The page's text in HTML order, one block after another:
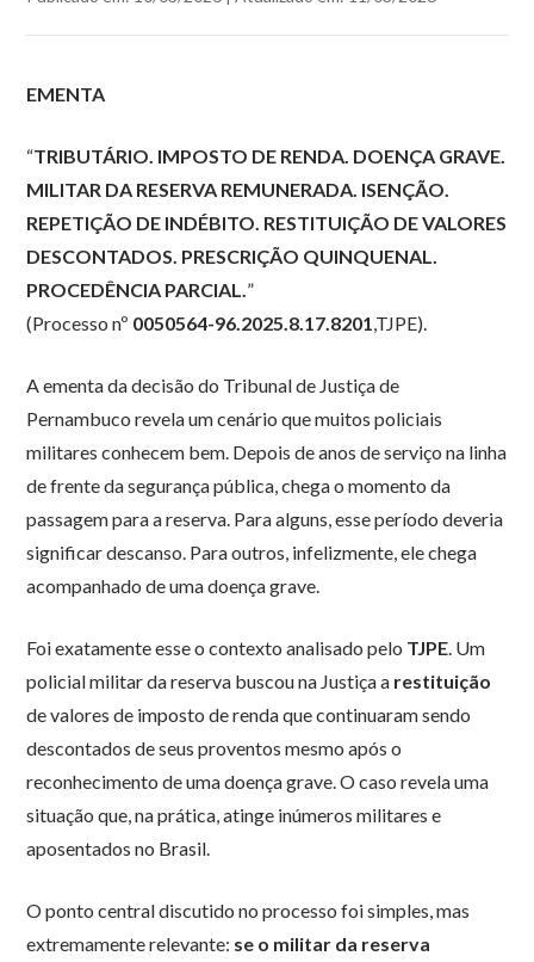
EMENTA
“TRIBUTÁRIO. IMPOSTO DE RENDA. DOENÇA GRAVE.
MILITAR DA RESERVA REMUNERADA. ISENÇÃO.
REPETIÇÃO DE INDÉBITO. RESTITUIÇÃO DE VALORES
DESCONTADOS. PRESCRIÇÃO QUINQUENAL.
PROCEDÊNCIA PARCIAL.”
(Processo nº 0050564-96.2025.8.17.8201,TJPE).
A ementa da decisão do Tribunal de Justiça de
Pernambuco revela um cenário que muitos policiais
militares conhecem bem. Depois de anos de serviço na linha
de frente da segurança pública, chega o momento da
passagem para a reserva. Para alguns, esse período deveria
significar descanso. Para outros, infelizmente, ele chega
acompanhado de uma doença grave.
Foi exatamente esse o contexto analisado pelo TJPE. Um
policial militar da reserva buscou na Justiça a restituição
de valores de imposto de renda que continuaram sendo
descontados de seus proventos mesmo após o
reconhecimento de uma doença grave. O caso revela uma
situação que, na prática, atinge inúmeros militares e
aposentados no Brasil.
O ponto central discutido no processo foi simples, mas
extremamente relevante: se o militar da reserva